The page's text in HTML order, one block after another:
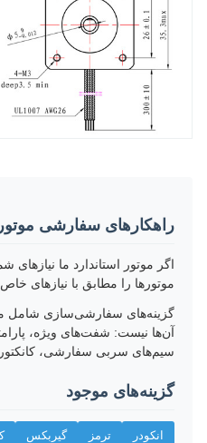
راهکارهای سفارشی موتور
اگر موتور استاندارد ما نیازهای
موتورها را مطابق با نیازهای
گزینه‌های سفارشی‌سازی شامل
آن‌ها نیست: شفت‌های ویژه،
سیم‌های سربی سفارشی،
گزینه‌های موجود
انکودر ترمز گیربکس